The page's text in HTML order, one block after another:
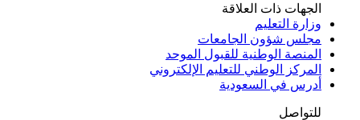
الجهات ذات العلاقة
وزارة التعليم
مجلس شؤون الجامعات
المنصة الوطنية للقبول الموحد
المركز الوطني للتعليم الإلكتروني
أدرس في السعودية
للتواصل